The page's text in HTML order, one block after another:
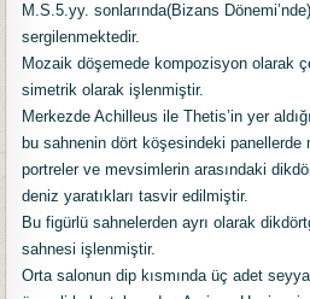
M.S.5.yy. sonlarında(Bizans
sergilenmektedir.
Mozaik döşemede kompozisyon olarak
simetrik olarak işlenmiştir.
Merkezde Achilleus ile Thetis’in yer
bu sahnenin dört köşesindeki
portreler ve mevsimlerin arasındaki
deniz yaratıkları tasvir edilmiştir.
Bu figürlü sahnelerden ayrı olarak
sahnesi işlenmiştir.
Orta salonun dip kısmında üç adet